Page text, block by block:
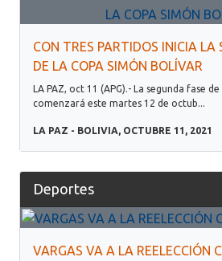
CON TRES PARTIDOS INICIA LA
DE LA COPA SIMÓN BOLÍVAR
LA PAZ, oct 11 (APG).- La segunda fase
comenzará este martes 12 de octub...
LA PAZ - BOLIVIA, OCTUBRE 11, 2021
Deportes
VARGAS VA A LA REELECCIÓN